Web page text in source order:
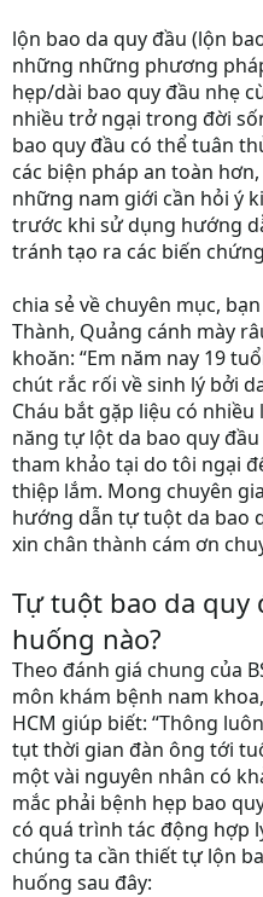
lộn bao da quy đầu (lộn
những những phương
hẹp/dài bao quy đầu nhẹ
nhiều trở ngại trong đời
bao quy đầu có thể tuân
các biện pháp an toàn
những nam giới cần hỏi ý
trước khi sử dụng hướng
tránh tạo ra các biến
chia sẻ về chuyên mục,
Thành, Quảng cánh mày
khoăn: “Em năm nay 19
chút rắc rối về sinh lý bởi
Cháu bắt gặp liệu có
năng tự lột da bao quy
tham khảo tại do tôi ngại
thiệp lắm. Mong chuyên
hướng dẫn tự tuột da bao
xin chân thành cám ơn
Tự tuột bao da
huống nào?
Theo đánh giá chung của
môn khám bệnh nam
HCM giúp biết: “Thông
tụt thời gian đàn ông tới
một vài nguyên nhân có
mắc phải bệnh hẹp bao
có quá trình tác động hợp
chúng ta cần thiết tự lộn
huống sau đây: